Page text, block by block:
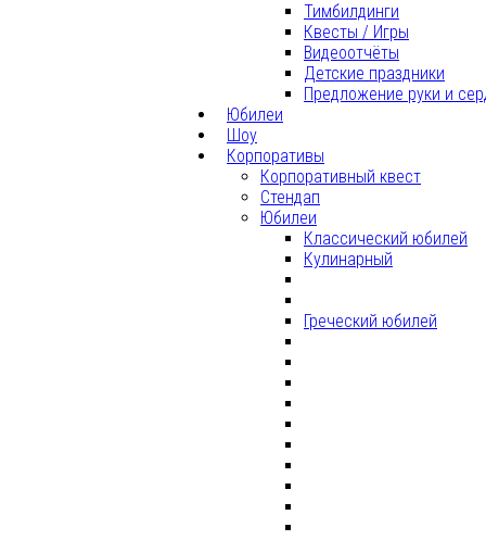
Тимбилдинги
Квесты / Игры
Видеоотчёты
Детские праздники
Предложение руки и
Юбилеи
Шоу
Корпоративы
Корпоративный квест
Стендап
Юбилеи
Классический юбилей
Кулинарный
Греческий юбилей